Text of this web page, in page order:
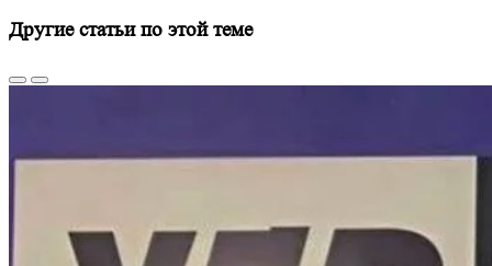
Другие статьи по этой теме